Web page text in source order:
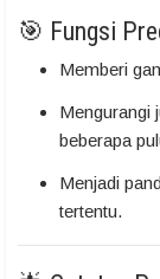
🎯 Fungsi
Memberi
Mengurangi
beberapa
Menjadi
tertentu.